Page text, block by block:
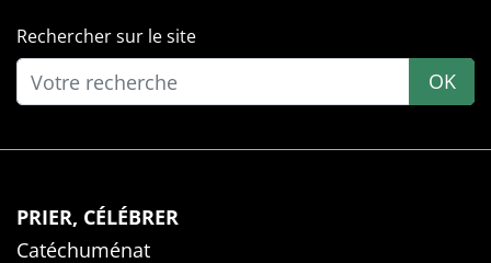
Rechercher sur le site
OK
PRIER, CÉLÉBRER
Catéchuménat